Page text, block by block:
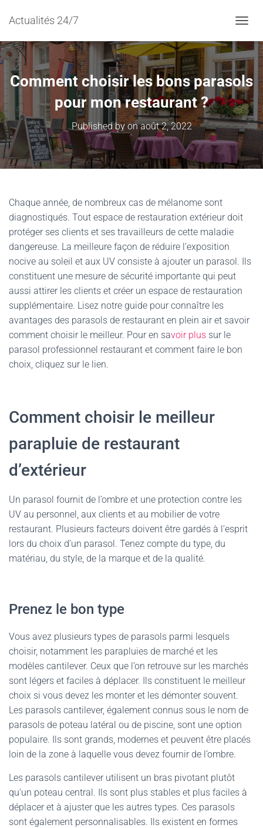
Actualités 24/7
Comment choisir les bons parasols
pour mon restaurant ?
Published byonaoût 2, 2022
Chaque année, de nombreux cas de mélanome sont
diagnostiqués. Tout espace de restauration extérieur doit
protéger ses clients et ses travailleurs de cette maladie
dangereuse. La meilleure façon de réduire l’exposition
nocive au soleil et aux UV consiste à ajouter un parasol. Ils
constituent une mesure de sécurité importante qui peut
aussi attirer les clients et créer un espace de restauration
supplémentaire. Lisez notre guide pour connaître les
avantages des parasols de restaurant en plein air et savoir
comment choisir le meilleur. Pour en savoir plus sur le
parasol professionnel restaurant et comment faire le bon
choix, cliquez sur le lien.
Comment choisir le meilleur
parapluie de restaurant
d’extérieur
Un parasol fournit de l’ombre et une protection contre les
UV au personnel, aux clients et au mobilier de votre
restaurant. Plusieurs facteurs doivent être gardés à l’esprit
lors du choix d’un parasol. Tenez compte du type, du
matériau, du style, de la marque et de la qualité.
Prenez le bon type
Vous avez plusieurs types de parasols parmi lesquels
choisir, notamment les parapluies de marché et les
modèles cantilever. Ceux que l’on retrouve sur les marchés
sont légers et faciles à déplacer. Ils constituent le meilleur
choix si vous devez les monter et les démonter souvent.
Les parasols cantilever, également connus sous le nom de
parasols de poteau latéral ou de piscine, sont une option
populaire. Ils sont grands, modernes et peuvent être placés
loin de la zone à laquelle vous devez fournir de l’ombre.
Les parasols cantilever utilisent un bras pivotant plutôt
qu’un poteau central. Ils sont plus stables et plus faciles à
déplacer et à ajuster que les autres types. Ces parasols
sont également personnalisables. Ils existent en formes